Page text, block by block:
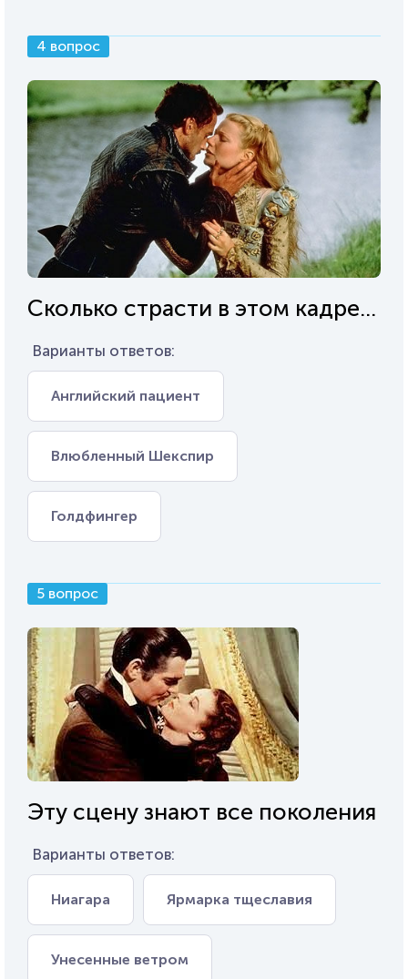
4 вопрос
Сколько страсти в этом кадре...
Варианты ответов:
Английский пациент
Влюбленный Шекспир
Голдфингер
5 вопрос
Эту сцену знают все поколения
Варианты ответов:
Ниагара Ярмарка тщеславия
Унесенные ветром